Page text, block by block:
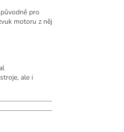
pro
motoru z něj
ale i